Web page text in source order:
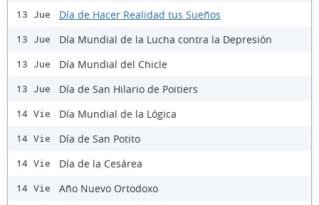
13 Jue Día de Hacer Realidad tus Sueños
13 Jue Día Mundial de la Lucha contra la Depresión
13 Jue Día Mundial del Chicle
13 Jue Día de San Hilario de Poitiers
14 Vie Día Mundial de la Lógica
14 Vie Día de San Potito
14 Vie Día de la Cesárea
14 Vie Año Nuevo Ortodoxo